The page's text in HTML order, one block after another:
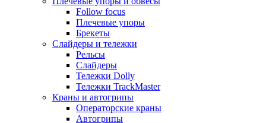
Follow focus
Плечевые упоры
Брекеты
Слайдеры и тележки
Рельсы
Слайдеры
Тележки Dolly
Тележки TrackMaster
Краны и автогрипы
Операторские краны
Автогрипы